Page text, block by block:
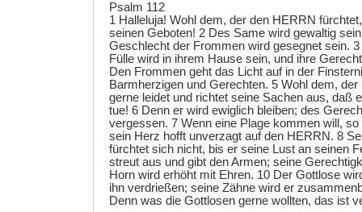
Psalm 112
1 Halleluja! Wohl dem, der den HERRN
seinen Geboten! 2 Des Same wird gewaltig
Geschlecht der Frommen wird gesegnet sein.
Fülle wird in ihrem Hause sein, und ihre
Den Frommen geht das Licht auf in der
Barmherzigen und Gerechten. 5 Wohl dem,
gerne leidet und richtet seine Sachen aus, daß
tue! 6 Denn er wird ewiglich bleiben; des
vergessen. 7 Wenn eine Plage kommen will,
sein Herz hofft unverzagt auf den HERRN. 8
fürchtet sich nicht, bis er seine Lust an seinen
streut aus und gibt den Armen; seine
Horn wird erhöht mit Ehren. 10 Der Gottlose
ihn verdrießen; seine Zähne wird er
Denn was die Gottlosen gerne wollten, das ist